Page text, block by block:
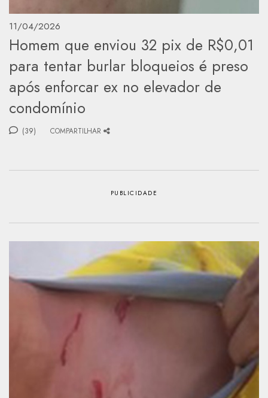
11/04/2026
Homem que enviou 32 pix de R$0,01
para tentar burlar bloqueios é preso
após enforcar ex no elevador de
condomínio
(39) COMPARTILHAR